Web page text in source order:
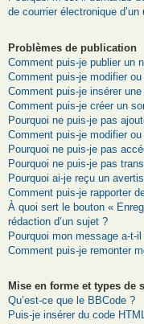
de courrier électronique
Problèmes de publication
Comment puis-je publier un
Comment puis-je modifier
Comment puis-je insérer
Comment puis-je créer un
Pourquoi ne puis-je pas
Comment puis-je modifier
Pourquoi ne puis-je pas
Pourquoi ne puis-je pas
Pourquoi ai-je reçu un
Comment puis-je rapporter
À quoi sert le bouton «
rédaction d’un sujet ?
Pourquoi mon message a-t-
Comment puis-je remonter
Mise en forme et types de
Qu’est-ce que le BBCode ?
Puis-je insérer du code